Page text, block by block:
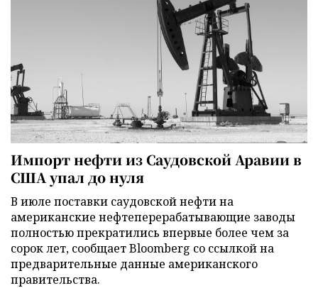
Импорт нефти из Саудовской Аравии в
США упал до нуля
В июле поставки саудовской нефти на
американские нефтеперерабатывающие заводы
полностью прекратились впервые более чем за
сорок лет, сообщает Bloomberg со ссылкой на
предварительные данные американского
правительства.